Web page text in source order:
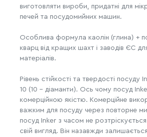
виготовляти вироби, придатні для
печей та посудомийних машин.
Особлива формула каолін (глина) +
кварц від кращих шахт і заводів ЄС
матеріалів.
Рівень стійкості та твердості посуду
10 (10 - діаманти). Ось чому посуд
комерційною якістю. Комерційне
важким для посуду через повторне
посуд Inker з часом не
свій вигляд. Він назавжди